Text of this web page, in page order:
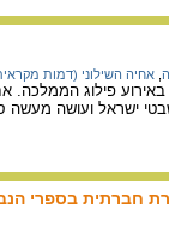
אחיה השילוני (דמות
באירוע פילוג הממלכה.
ישראל ועושה מעשה
חברתית בספרי